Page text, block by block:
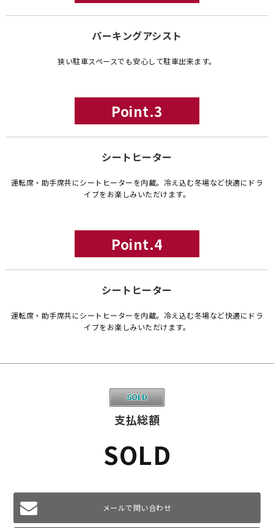
パーキングアシスト
狭い駐車スペースでも安心して駐車出来ます。
Point.3
シートヒーター
運転席・助手席共にシートヒーターを内蔵。冷え込む冬場など快適にドラ
イブをお楽しみいただけます。
Point.4
シートヒーター
運転席・助手席共にシートヒーターを内蔵。冷え込む冬場など快適にドラ
イブをお楽しみいただけます。
支払総額
SOLD
メールで問い合わせ